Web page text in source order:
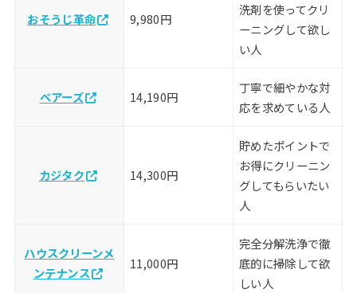
おそうじ革命 9,980円
洗剤を使ってクリ
ーニングして欲し
い人
ベアーズ 14,190円
丁寧で細やかな対
応を求めている人
カジタク 14,300円
貯めたポイントで
お得にクリーニン
グしてもらいたい
人
ハウスクリーンメ
ンテナンス
11,000円
完全分解洗浄で徹
底的に掃除して欲
しい人